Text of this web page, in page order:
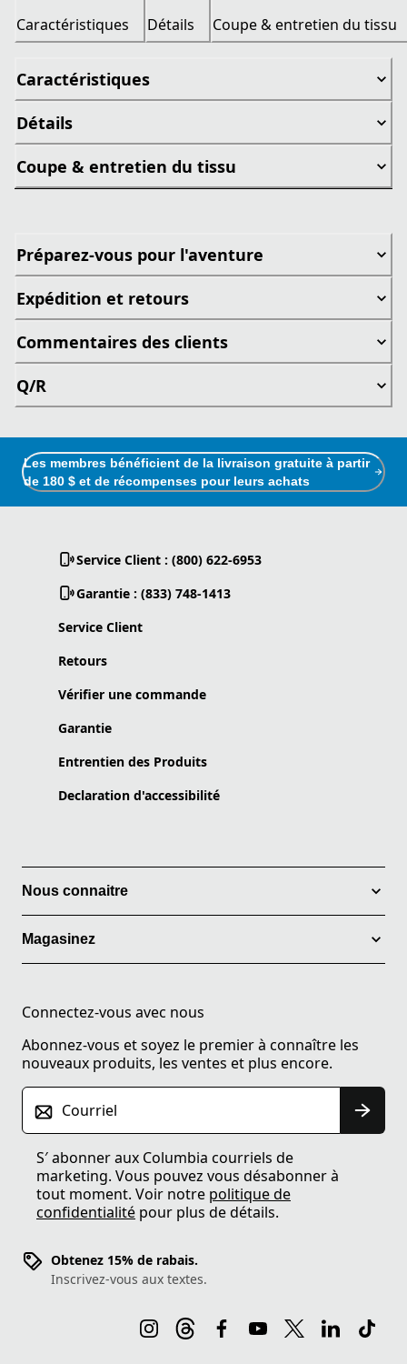
Caractéristiques Détails Coupe & entretien du tissu
Caractéristiques
Détails
Coupe & entretien du tissu
Préparez-vous pour l'aventure
Expédition et retours
Commentaires des clients
Q/R
Les membres bénéficient de la livraison gratuite à partir
de 180 $ et de récompenses pour leurs achats
Service Client : (800) 622-6953
Garantie : (833) 748-1413
Service Client
Retours
Vérifier une commande
Garantie
Entrentien des Produits
Declaration d'accessibilité
Nous connaitre
Magasinez
Connectez-vous avec nous
Abonnez-vous et soyez le premier à connaître les
nouveaux produits, les ventes et plus encore.
Courriel
S′ abonner aux Columbia courriels de
marketing. Vous pouvez vous désabonner à
tout moment. Voir notre politique de
confidentialité pour plus de détails.
Obtenez 15% de rabais.
Inscrivez-vous aux textes.